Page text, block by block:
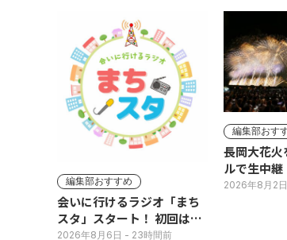
編集部おすすめ
会いに行けるラジオ「まち
スタ」スタート！ 初回は11
日(火･祝) 公開生放送
2026年8月6日 - 23時間前
編集部おす
長岡大花
ルで生中
(月)
2026年8月2日